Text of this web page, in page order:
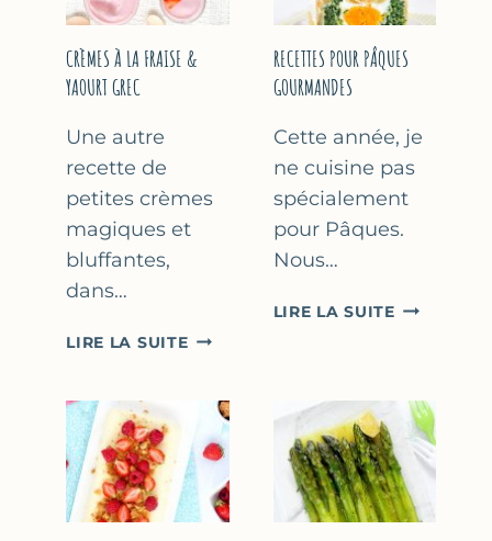
MÈRES
DES
CRÈMES À LA FRAISE &
YAOURT GREC
Une autre
recette de
petites crèmes
magiques et
bluffantes,
dans…
LIRE LA SUITECRÈMES
FRAISE
YAOURT
GREC
RECETTES POUR PÂQUES
GOURMANDES
Cette année, je
ne cuisine pas
spécialement
pour Pâques.
Nous…
LIRE LA SUITERECETTES